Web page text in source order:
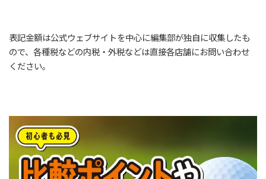
表記金額は公式ウェブサイトを中心に編集部が独自に収集したも
ので、各種税などの内税・外税などは直接各店舗にお問い合わせ
ください。